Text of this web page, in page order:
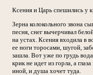
Ксения и Царь спешились у
Зерна колокольного звона
песня, снег вычерчивал
на устах. Ксения входила в
ее ноги торосами, шугой,
зашла. Вот уже по грудь
крик не идет из горла, а
иной, и душа хочет туда.